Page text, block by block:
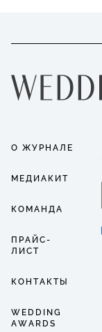
О ЖУРНАЛЕ
МЕДИАКИТ
КОМАНДА
ПРАЙС-
ЛИСТ
КОНТАКТЫ
WEDDING
AWARDS